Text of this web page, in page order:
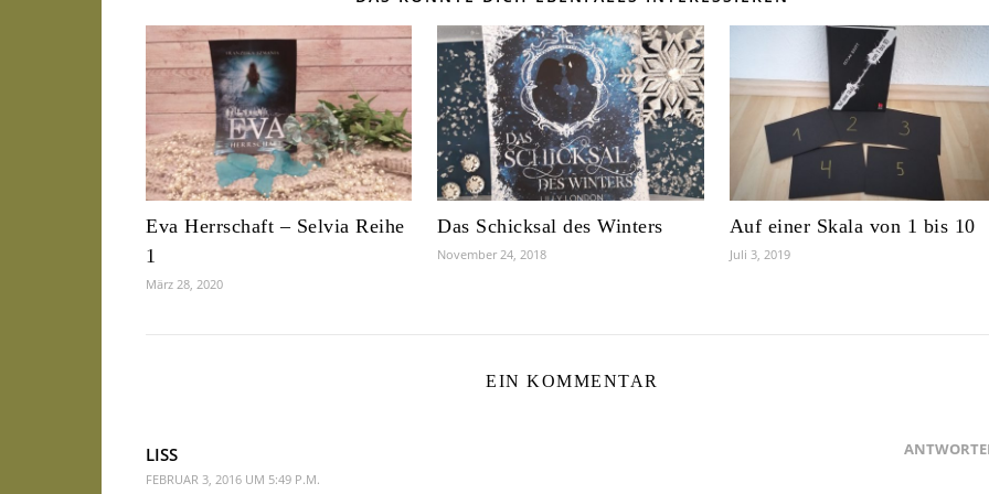
Eva Herrschaft – Selvia Reihe
1
März 28, 2020
Das Schicksal des Winters
November 24, 2018
Auf einer Skala von 1 bis 10
Juli 3, 2019
EIN KOMMENTAR
LISS
FEBRUAR 3, 2016 UM 5:49 P.M.